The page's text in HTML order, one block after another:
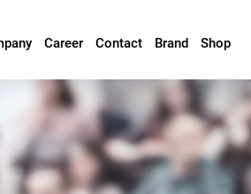
Career Contact Brand Shop